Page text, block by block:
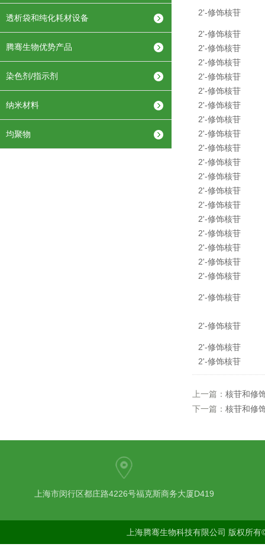
透析袋和纯化耗材设备
腾骞生物优势产品
染色剂/指示剂
纳米材料
均聚物
2'-修饰核苷
2'-修饰核苷
2'-修饰核苷
2'-修饰核苷
2'-修饰核苷
2'-修饰核苷
2'-修饰核苷
2'-修饰核苷
2'-修饰核苷
2'-修饰核苷
2'-修饰核苷
2'-修饰核苷
2'-修饰核苷
2'-修饰核苷
2'-修饰核苷
2'-修饰核苷
2'-修饰核苷
2'-修饰核苷
2'-修饰核苷
2'-修饰核苷
2'-修饰核苷
2'-修饰核苷
2'-修饰核苷
上一篇： 核苷和修
下一篇： 核苷和修
上海市闵行区都庄路4226号福克斯商务大厦D419
上海腾骞生物科技有限公司 版权所